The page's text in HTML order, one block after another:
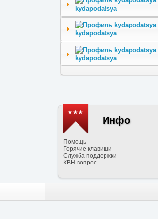
kydapodatsya
kydapodatsya
kydapodatsya
★★★
Инфо
Помощь
Горячие клавиши
Служба поддержки
КВН-вопрос